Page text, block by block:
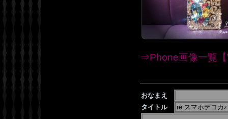
⇒Phone画像一覧
おなまえ
タイトル